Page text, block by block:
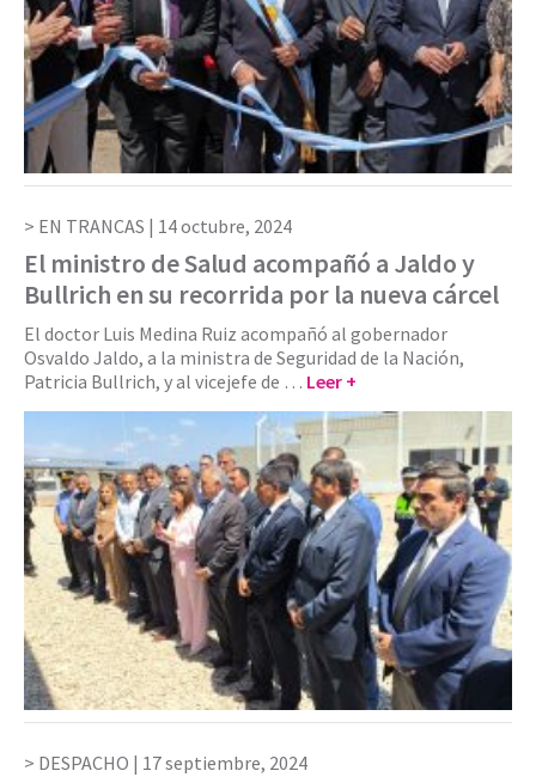
EN TRANCAS | 14 octubre, 2024
El ministro de Salud acompañó a Jaldo y
Bullrich en su recorrida por la nueva cárcel
El doctor Luis Medina Ruiz acompañó al gobernador
Osvaldo Jaldo, a la ministra de Seguridad de la Nación,
Patricia Bullrich, y al vicejefe de … Leer +
DESPACHO | 17 septiembre, 2024